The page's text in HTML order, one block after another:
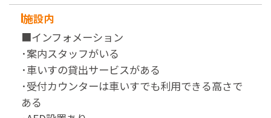
施設内
■インフォメーション
･案内スタッフがいる
･車いすの貸出サービスがある
･受付カウンターは車いすでも利用できる高さで
ある